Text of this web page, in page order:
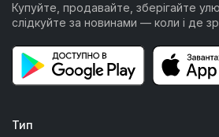
Купуйте, продавайте, зберігайте
слідкуйте за новинами — коли і де
Тип